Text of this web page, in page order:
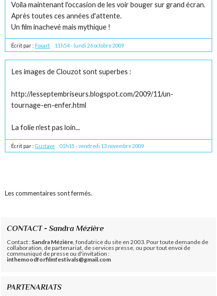
Voila maintenant l'occasion de les voir bouger sur grand écran.
Après toutes ces années d'attente.
Un film inachevé mais mythique !
Écrit par : Foxart 11h54- lundi 26 octobre 2009
Les images de Clouzot sont superbes :
http://lesseptembriseurs.blogspot.com/2009/11/un-
tournage-en-enfer.html
La folie n'est pas loin...
Écrit par :Gustave 01h15 -vendredi 13 novembre 2009
Les commentaires sont fermés.
CONTACT - Sandra Mézière
Contact : Sandra Mézière , fondatrice du site en 2003. Pour toute demande de
collaboration, de partenariat, de services presse, ou pour tout envoi de
communiqué de presse ou d'invitation :
inthemoodforfilmfestivals@gmail.com
PARTENARIATS